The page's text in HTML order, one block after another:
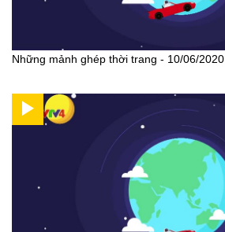
Những mảnh ghép thời trang - 10/06/2020